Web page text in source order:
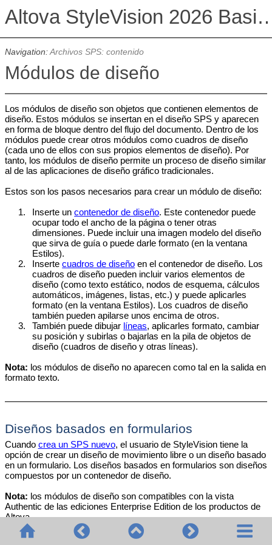
Altova StyleVision
Navigation:Archivos SPS: contenido
Módulos de diseño
Los módulos de diseño son objetos que contienen elementos de
diseño. Estos módulos se insertan en el diseño SPS y aparecen
en forma de bloque dentro del flujo del documento. Dentro de los
módulos puede crear otros módulos como cuadros de diseño
(cada uno de ellos con sus propios elementos de diseño). Por
tanto, los módulos de diseño permite un proceso de diseño similar
al de las aplicaciones de diseño gráfico tradicionales.
Estos son los pasos necesarios para crear un módulo de diseño:
1.
Inserte uncontenedor de diseño. Este contenedor puede
ocupar todo el ancho de la página o tener otras
dimensiones. Puede incluir una imagen modelo del diseño
que sirva de guía o puede darle formato (en la ventana
Estilos).
2.
Insertecuadros de diseño en el contenedor de diseño. Los
cuadros de diseño pueden incluir varios elementos de
diseño (como texto estático, nodos de esquema, cálculos
automáticos, imágenes, listas, etc.) y puede aplicarles
formato (en la ventana Estilos). Los cuadros de diseño
también pueden apilarse unos encima de otros.
3.
También puede dibujar líneas, aplicarles formato, cambiar
su posición y subirlas o bajarlas en la pila de objetos de
diseño (cuadros de diseño y otras líneas).
Nota: los módulos de diseño no aparecen como tal en la salida en
formato texto.
Diseños basados en formularios
Cuando crea un SPS nuevo, el usuario de StyleVision tiene la
opción de crear un diseño de movimiento libre o un diseño basado
en un formulario. Los diseños basados en formularios son diseños
compuestos por un contenedor de diseño.
Nota: los módulos de diseño son compatibles con la vista
Authentic de las ediciones Enterprise Edition de los productos de
Altova.